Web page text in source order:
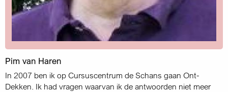
Pim van Haren
In 2007 ben ik op Cursuscentrum de Schans gaan Ont-
Dekken. Ik had vragen waarvan ik de antwoorden niet meer